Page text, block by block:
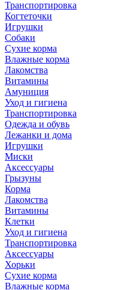
Транспортировка
Когтеточки
Игрушки
Собаки
Сухие корма
Влажные корма
Лакомства
Витамины
Амуниция
Уход и гигиена
Транспортировка
Одежда и обувь
Лежанки и дома
Игрушки
Миски
Аксессуары
Грызуны
Корма
Лакомства
Витамины
Клетки
Уход и гигиена
Транспортировка
Аксессуары
Хорьки
Сухие корма
Влажные корма